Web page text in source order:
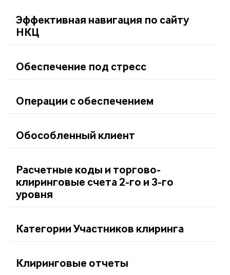
Эффективная навигация по сайту
НКЦ
Обеспечение под стресс
Операции с обеспечением
Обособленный клиент
Расчетные коды и торгово-
клиринговые счета 2-го и 3-го
уровня
Категории Участников клиринга
Клиринговые отчеты